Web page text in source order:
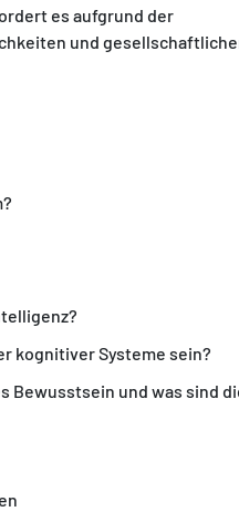
es aufgrund der
und
kognitiver Systeme sein?
Bewusstsein und was sind